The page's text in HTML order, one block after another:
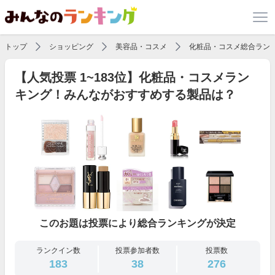
トップ ショッピング 美容品・コスメ 化粧品・コスメ総合ラン
【人気投票 1~183位】化粧品・コスメラン
キング！みんながおすすめする製品は？
このお題は投票により総合ランキングが決定
ランクイン数
183
投票参加者数
38
投票数
276